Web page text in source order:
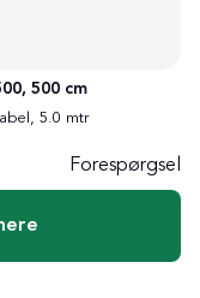
500 cm
5.0 mtr
Forespørgsel